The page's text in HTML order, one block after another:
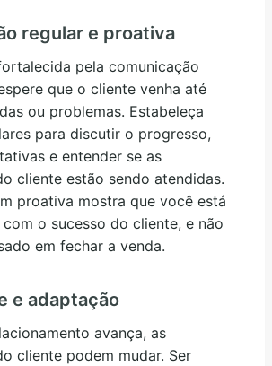
regular e proativa
pela comunicação
que o cliente venha até
ou problemas. Estabeleça
para discutir o progresso,
e entender se as
cliente estão sendo atendidas.
proativa mostra que você está
o sucesso do cliente, e não
em fechar a venda.
e adaptação
avança, as
cliente podem mudar. Ser